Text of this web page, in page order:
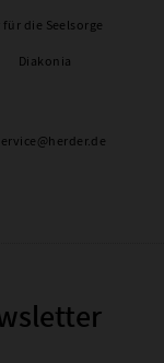
die Seelsorge
Diakonia